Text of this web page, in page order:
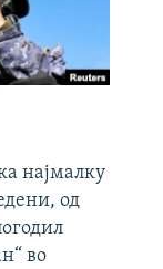
најмалку
од
во